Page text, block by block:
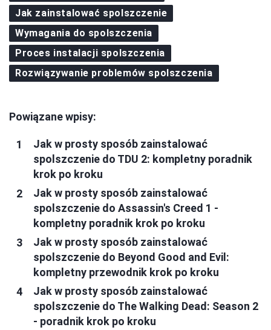
Jak zainstalować spolszczenie
Wymagania do spolszczenia
Proces instalacji spolszczenia
Rozwiązywanie problemów spolszczenia
Powiązane wpisy:
Jak w prosty sposób zainstalować
spolszczenie do TDU 2: kompletny poradnik
krok po kroku
Jak w prosty sposób zainstalować
spolszczenie do Assassin's Creed 1 -
kompletny poradnik krok po kroku
Jak w prosty sposób zainstalować
spolszczenie do Beyond Good and Evil:
kompletny przewodnik krok po kroku
Jak w prosty sposób zainstalować
spolszczenie do The Walking Dead: Season 2
- poradnik krok po kroku